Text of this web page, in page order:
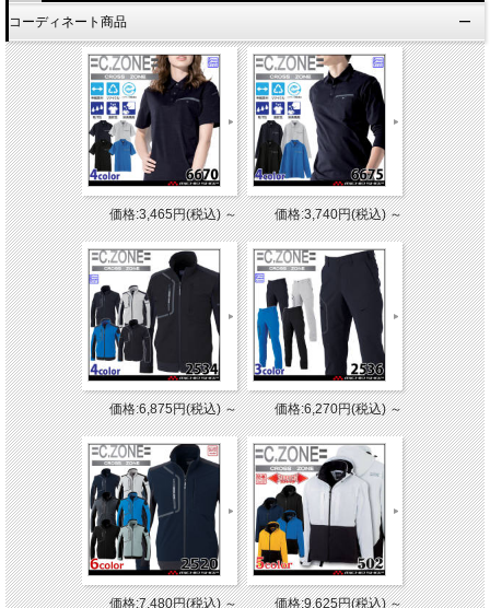
コーディネート商品
価格:3,465円(税込)～ 価格:3,740円(税込)～
価格:6,875円(税込)～ 価格:6,270円(税込)～
価格:7,480円(税込)～ 価格:9,625円(税込)～